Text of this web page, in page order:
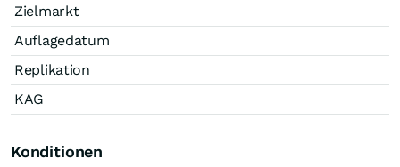
Zielmarkt
Auflagedatum
Replikation
KAG
Konditionen